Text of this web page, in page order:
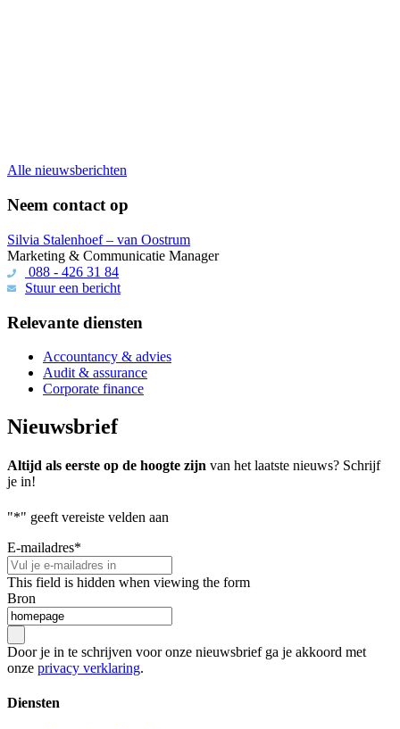
Alle nieuwsberichten
Neem contact op
Silvia Stalenhoef – van Oostrum
Marketing & Communicatie Manager
088 - 426 31 84
Stuur een bericht
Relevante diensten
Accountancy & advies
Audit & assurance
Corporate finance
Nieuwsbrief
Altijd als eerste op de hoogte zijn van het laatste nieuws? Schrijf
je in!
"*" geeft vereiste velden aan
E-mailadres*
This field is hidden when viewing the form
Bron
Door je in te schrijven voor onze nieuwsbrief ga je akkoord met
onze privacy verklaring.
Diensten